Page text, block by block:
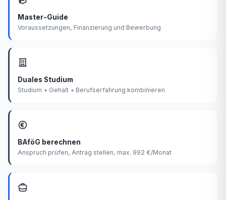
Master-Guide
Voraussetzungen, Finanzierung und Bewerbung
Duales Studium
Studium + Gehalt + Berufserfahrung kombinieren
BAföG berechnen
Anspruch prüfen, Antrag stellen, max. 992 €/Monat